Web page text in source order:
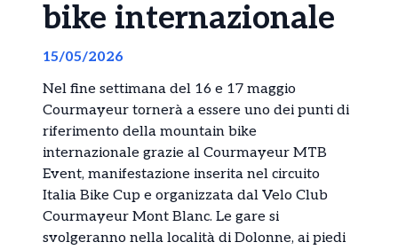
bike internazionale
15/05/2026
Nel fine settimana del 16 e 17 maggio
Courmayeur tornerà a essere uno dei punti di
riferimento della mountain bike
internazionale grazie al Courmayeur MTB
Event, manifestazione inserita nel circuito
Italia Bike Cup e organizzata dal Velo Club
Courmayeur Mont Blanc. Le gare si
svolgeranno nella località di Dolonne, ai piedi